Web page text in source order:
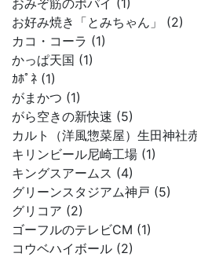
お好み焼き「とみちゃん」 (2)
カコ・コーラ (1)
かっぱ天国 (1)
ｶﾎﾟﾈ (1)
がまかつ (1)
がら空きの新快速 (5)
カルト（洋風惣菜屋）生田神社
キリンビール尼崎工場 (1)
キングスアームス (4)
グリーンスタジアム神戸 (5)
グリコア (2)
ゴーフルのテレビCM (1)
コウベハイボール (2)